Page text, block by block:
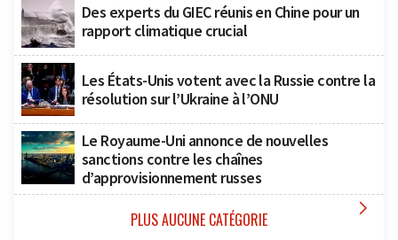
Des experts du GIEC réunis en Chine pour un
rapport climatique crucial
Les États-Unis votent avec la Russie contre la
résolution sur l’Ukraine à l’ONU
Le Royaume-Uni annonce de nouvelles
sanctions contre les chaînes
d’approvisionnement russes
PLUS AUCUNE CATÉGORIE 